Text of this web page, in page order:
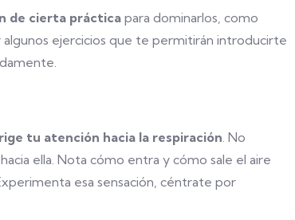
de cierta prácticapara dominarlos, como
ejercicios que te permitirán introducirte
tu atención hacia la respiración . No
ella. Nota cómo entra y cómo sale el aire
esa sensación, céntrate por